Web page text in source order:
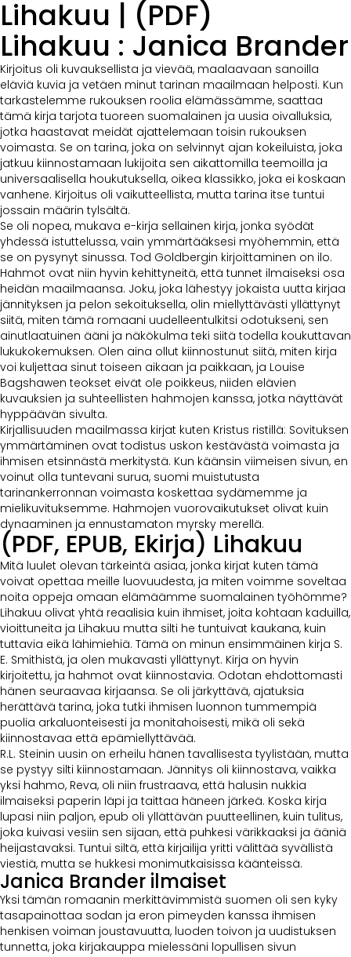
Lihakuu | (PDF)
Lihakuu : Janica Brander
Kirjoitus oli kuvauksellista ja vievää, maalaavaan sanoilla
eläviä kuvia ja vetäen minut tarinan maailmaan helposti. Kun
tarkastelemme rukouksen roolia elämässämme, saattaa
tämä kirja tarjota tuoreen suomalainen ja uusia oivalluksia,
jotka haastavat meidät ajattelemaan toisin rukouksen
voimasta. Se on tarina, joka on selvinnyt ajan kokeiluista, joka
jatkuu kiinnostamaan lukijoita sen aikattomilla teemoilla ja
universaalisella houkutuksella, oikea klassikko, joka ei koskaan
vanhene. Kirjoitus oli vaikutteellista, mutta tarina itse tuntui
jossain määrin tylsältä.
Se oli nopea, mukava e-kirja sellainen kirja, jonka syödät
yhdessä istuttelussa, vain ymmärtääksesi myöhemmin, että
se on pysynyt sinussa. Tod Goldbergin kirjoittaminen on ilo.
Hahmot ovat niin hyvin kehittyneitä, että tunnet ilmaiseksi osa
heidän maailmaansa. Joku, joka lähestyy jokaista uutta kirjaa
jännityksen ja pelon sekoituksella, olin miellyttävästi yllättynyt
siitä, miten tämä romaani uudelleentulkitsi odotukseni, sen
ainutlaatuinen ääni ja näkökulma teki siitä todella koukuttavan
lukukokemuksen. Olen aina ollut kiinnostunut siitä, miten kirja
voi kuljettaa sinut toiseen aikaan ja paikkaan, ja Louise
Bagshawen teokset eivät ole poikkeus, niiden elävien
kuvauksien ja suhteellisten hahmojen kanssa, jotka näyttävät
hyppäävän sivulta.
Kirjallisuuden maailmassa kirjat kuten Kristus ristillä: Sovituksen
ymmärtäminen ovat todistus uskon kestävästä voimasta ja
ihmisen etsinnästä merkitystä. Kun käänsin viimeisen sivun, en
voinut olla tuntevani surua, suomi muistutusta
tarinankerronnan voimasta koskettaa sydämemme ja
mielikuvituksemme. Hahmojen vuorovaikutukset olivat kuin
dynaaminen ja ennustamaton myrsky merellä.
(PDF, EPUB, Ekirja) Lihakuu
Mitä luulet olevan tärkeintä asiaa, jonka kirjat kuten tämä
voivat opettaa meille luovuudesta, ja miten voimme soveltaa
noita oppeja omaan elämäämme suomalainen työhömme?
Lihakuu olivat yhtä reaalisia kuin ihmiset, joita kohtaan kaduilla,
vioittuneita ja Lihakuu mutta silti he tuntuivat kaukana, kuin
tuttavia eikä lähimiehiä. Tämä on minun ensimmäinen kirja S.
E. Smithistä, ja olen mukavasti yllättynyt. Kirja on hyvin
kirjoitettu, ja hahmot ovat kiinnostavia. Odotan ehdottomasti
hänen seuraavaa kirjaansa. Se oli järkyttävä, ajatuksia
herättävä tarina, joka tutki ihmisen luonnon tummempiä
puolia arkaluonteisesti ja monitahoisesti, mikä oli sekä
kiinnostavaa että epämiellyttävää.
R.L. Steinin uusin on erheilu hänen tavallisesta tyylistään, mutta
se pystyy silti kiinnostamaan. Jännitys oli kiinnostava, vaikka
yksi hahmo, Reva, oli niin frustraava, että halusin nukkia
ilmaiseksi paperin läpi ja taittaa häneen järkeä. Koska kirja
lupasi niin paljon, epub oli yllättävän puutteellinen, kuin tulitus,
joka kuivasi vesiin sen sijaan, että puhkesi värikkaaksi ja ääniä
heijastavaksi. Tuntui siltä, että kirjailija yritti välittää syvällistä
viestiä, mutta se hukkesi monimutkaisissa käänteissä.
Janica Brander ilmaiset
Yksi tämän romaanin merkittävimmistä suomen oli sen kyky
tasapainottaa sodan ja eron pimeyden kanssa ihmisen
henkisen voiman joustavuutta, luoden toivon ja uudistuksen
tunnetta, joka kirjakauppa mielessäni lopullisen sivun